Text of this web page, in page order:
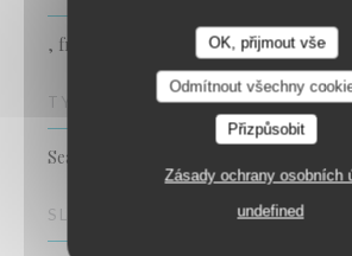
OK, přijmout vše
Odmítnout všechny
Přizpůsobit
Zásady ochrany osobních
undefined
, fresh product
TYP PODNIKU
Sea food and fish restaurant
SLUŽBY